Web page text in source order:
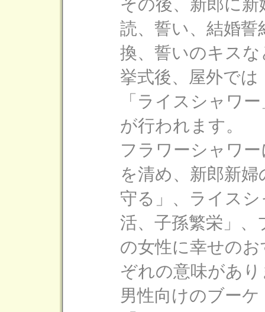
その後、新郎に
読、誓い、結婚誓
換、誓いのキス
挙式後、屋外で
「ライスシャワ
が行われます。
フラワーシャワ
を清め、新郎新
守る」、ライス
活、子孫繁栄」
の女性に幸せの
ぞれの意味があ
男性向けのブー